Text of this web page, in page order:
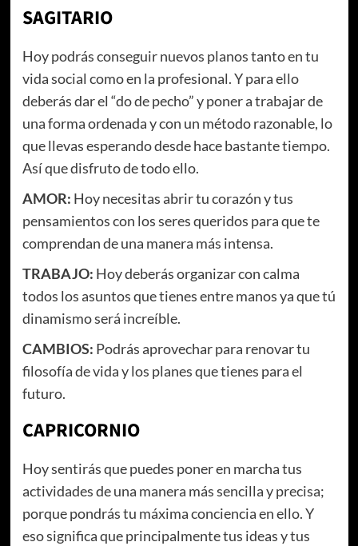
SAGITARIO
Hoy podrás conseguir nuevos planos tanto en tu
vida social como en la profesional. Y para ello
deberás dar el “do de pecho” y poner a trabajar de
una forma ordenada y con un método razonable, lo
que llevas esperando desde hace bastante tiempo.
Así que disfruto de todo ello.
AMOR: Hoy necesitas abrir tu corazón y tus
pensamientos con los seres queridos para que te
comprendan de una manera más intensa.
TRABAJO: Hoy deberás organizar con calma
todos los asuntos que tienes entre manos ya que tú
dinamismo será increíble.
CAMBIOS: Podrás aprovechar para renovar tu
filosofía de vida y los planes que tienes para el
futuro.
CAPRICORNIO
Hoy sentirás que puedes poner en marcha tus
actividades de una manera más sencilla y precisa;
porque pondrás tu máxima conciencia en ello. Y
eso significa que principalmente tus ideas y tus